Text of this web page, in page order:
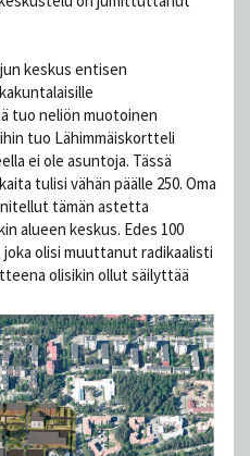
keskus entisen
tuo neliön muotoinen
tuo Lähimmäiskortteli
ei ole asuntoja. Tässä
tulisi vähän päälle 250. Oma
tämän astetta
alueen keskus. Edes 100
olisi muuttanut radikaalisti
olisikin ollut säilyttää